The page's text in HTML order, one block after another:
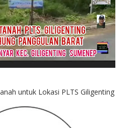
untuk Lokasi PLTS Giligenting